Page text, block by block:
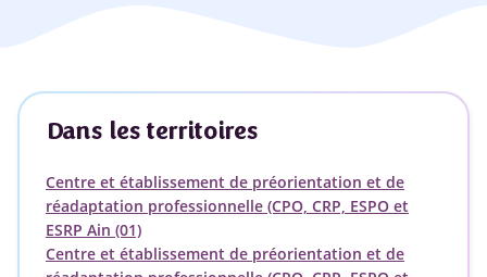
Dans les territoires
Centre et établissement de préorientation et de
réadaptation professionnelle (CPO, CRP, ESPO et
ESRP Ain (01)
Centre et établissement de préorientation et de